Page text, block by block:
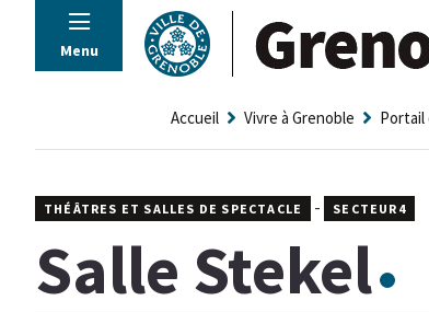
Panneau de gestion des cookies
Menu
Accueil Vivre à Grenoble Portail
Salle Stekel
THÉÂTRES ET SALLES DE SPECTACLE - SECTEUR4